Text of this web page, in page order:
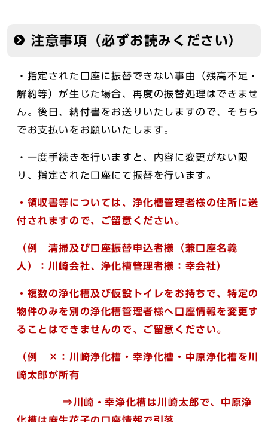
注意事項（必ずお読みください）
・指定された口座に振替できない事由（残高不足・
解約等）が生じた場合、再度の振替処理はできませ
ん。後日、納付書をお送りいたしますので、そちら
でお支払いをお願いいたします。
・一度手続きを行いますと、内容に変更がない限
り、指定された口座にて振替を行います。
・領収書等については、浄化槽管理者様の住所に送
付されますので、ご留意ください。
（例 清掃及び口座振替申込者様（兼口座名義
人）：川崎会社、浄化槽管理者様：幸会社）
・複数の浄化槽及び仮設トイレをお持ちで、特定の
物件のみを別の浄化槽管理者様へ口座情報を変更す
ることはできませんので、ご留意ください。
（例 ×：川崎浄化槽・幸浄化槽・中原浄化槽を川
崎太郎が所有
⇒川崎・幸浄化槽は川崎太郎で、中原浄